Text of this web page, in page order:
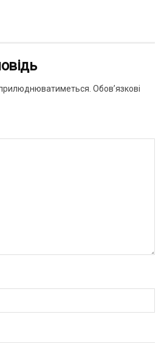
Обов’язкові